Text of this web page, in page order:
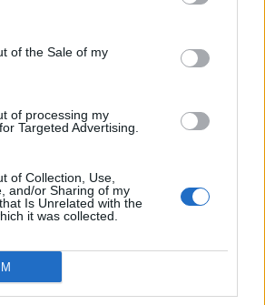
of the Sale of my
of processing my
Targeted Advertising.
of Collection, Use,
and/or Sharing of my
Is Unrelated with the
it was collected.
από
συνεργασίας τους μέχρι το
τον ΟΤΕ στη διεθνή σειρά δεικτών
το Αρχαίο Θέατρο Επιδαύρου άνοιξε τις